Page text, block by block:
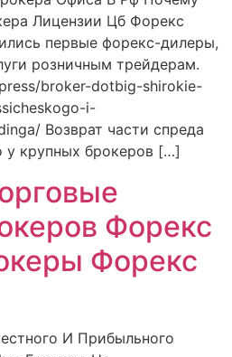
Лицензии Цб Форекс
первые форекс-дилеры,
розничным трейдерам.
broker-dotbig-shirokie-
i-
Возврат части спреда
у крупных брокеров […]
Форекс
Форекс
И Прибыльного